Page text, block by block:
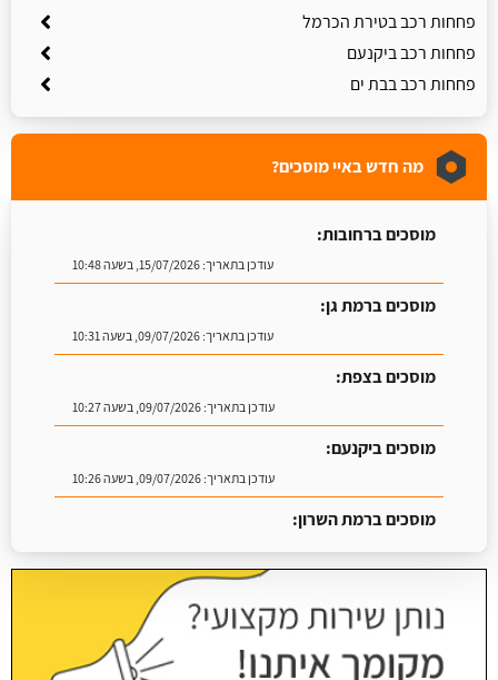
פחחות רכב בטירת הכרמל
פחחות רכב ביקנעם
פחחות רכב בבת ים
מה חדש באיי מוסכים?
מוסכים ברחובות:
עודכן בתאריך:15/07/2026, בשעה 10:48
מוסכים ברמת גן:
עודכן בתאריך:09/07/2026, בשעה 10:31
מוסכים בצפת:
עודכן בתאריך:09/07/2026, בשעה 10:27
מוסכים ביקנעם:
עודכן בתאריך:09/07/2026, בשעה 10:26
מוסכים ברמת השרון:
עודכן בתאריך:16/07/2026, בשעה 09:07